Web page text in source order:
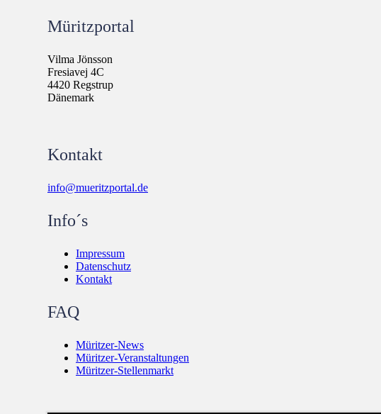
Müritzportal
Vilma Jönsson
Fresiavej 4C
4420 Regstrup
Dänemark
Kontakt
info@mueritzportal.de
Info´s
Impressum
Datenschutz
Kontakt
FAQ
Müritzer-News
Müritzer-Veranstaltungen
Müritzer-Stellenmarkt